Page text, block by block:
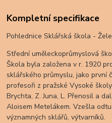
Kompletní specifikace
Pohlednice Sklářská škola -
Střední uměleckoprůmyslová
Škola byla založena v r. 1920
sklářského průmyslu, jako první
profesoři z pražské Vysoké
Brychta, Z. Juna, L. Přenosil a
Aloisem Metelákem. Vzešla
významných sklářů, výtvarníků.